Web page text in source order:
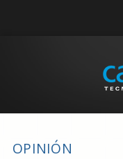
OPINIÓN